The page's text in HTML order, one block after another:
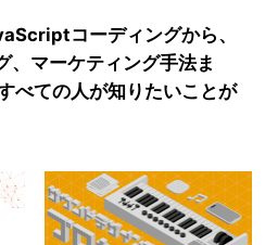
コーディングから、
、マーケティング手法ま
べての人が知りたいことが